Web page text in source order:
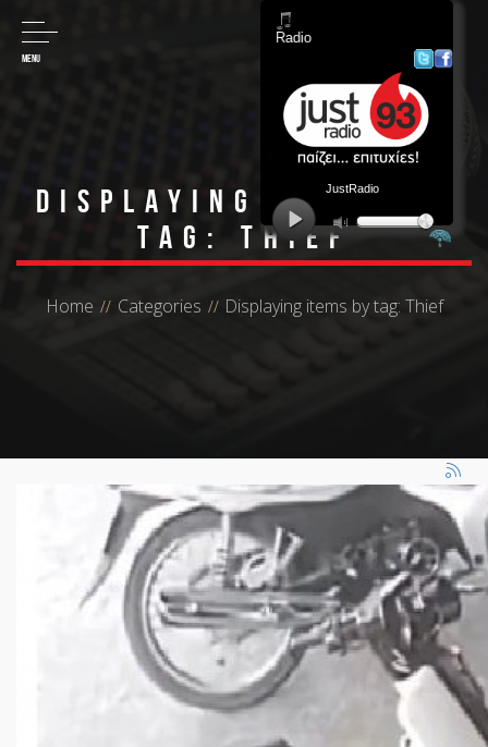
MENU
Displaying items by
tag: Thief
Home Categories Displaying items by tag: Thief